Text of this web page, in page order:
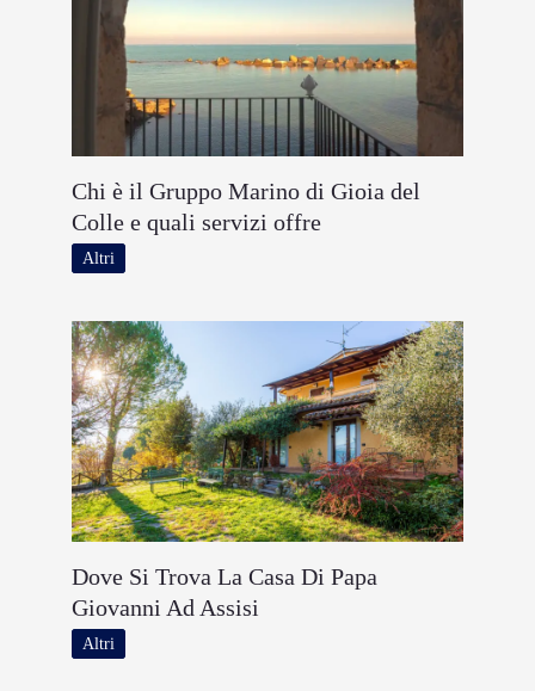
Chi è il Gruppo Marino di Gioia del
Colle e quali servizi offre
Altri
Dove Si Trova La Casa Di Papa
Giovanni Ad Assisi
Altri